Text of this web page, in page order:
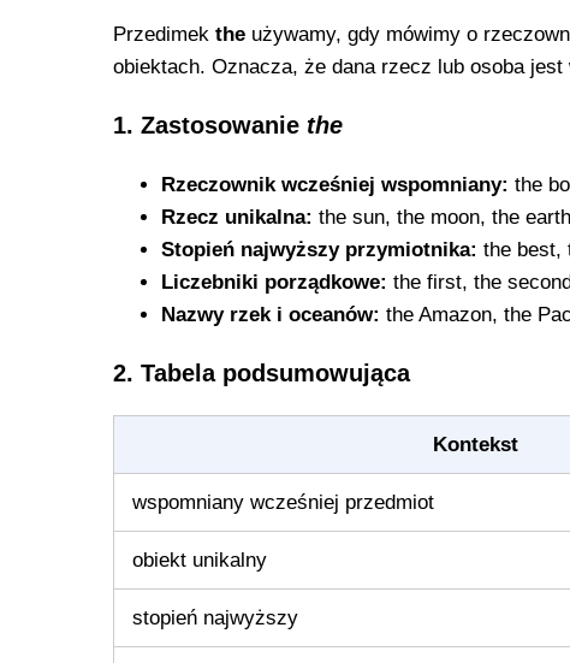
Przedimek the używamy, gdy mówimy o
obiektach. Oznacza, że dana rzecz lub osoba
1. Zastosowanie the
Rzeczownik wcześniej wspomniany: the
Rzecz unikalna: the sun, the moon, the
Stopień najwyższy przymiotnika: the best,
Liczebniki porządkowe: the first, the
Nazwy rzek i oceanów: the Amazon, the
2. Tabela podsumowująca
Kontekst
wspomniany wcześniej przedmiot
obiekt unikalny
stopień najwyższy